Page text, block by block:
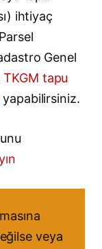
ihtiyaç
Genel
TKGM tapu
yapabilirsiniz.
veya